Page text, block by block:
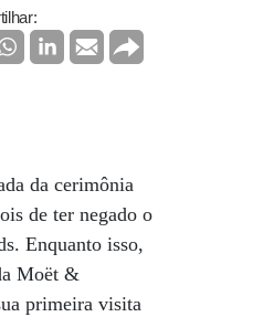
da cerimônia
de ter negado o
Enquanto isso,
Moët &
primeira visita